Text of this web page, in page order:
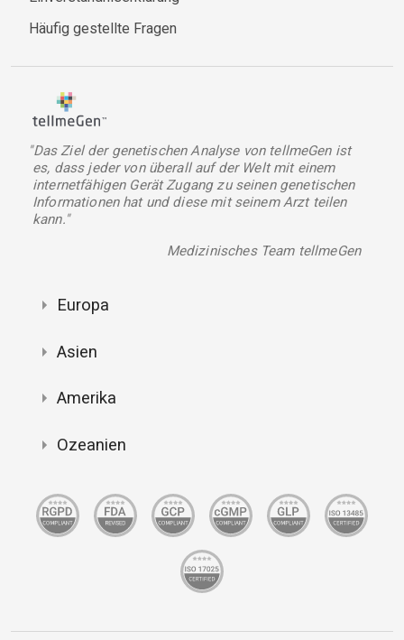
Häufig gestellte Fragen
"Das Ziel der genetischen Analyse von tellmeGen ist
es, dass jeder von überall auf der Welt mit einem
internetfähigen Gerät Zugang zu seinen genetischen
Informationen hat und diese mit seinem Arzt teilen
kann."
Medizinisches Team tellmeGen
Europa
Asien
Amerika
Ozeanien